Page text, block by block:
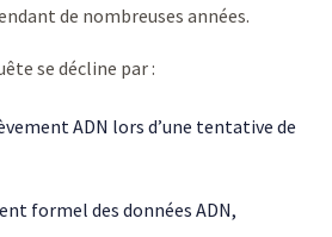
de nombreuses années.
se décline par :
ADN lors d’une tentative de
formel des données ADN,